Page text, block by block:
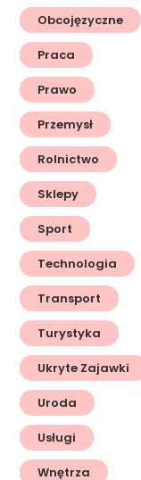
Obcojęzyczne
Praca
Prawo
Przemysł
Rolnictwo
Sklepy
Sport
Technologia
Transport
Turystyka
Ukryte Zajawki
Uroda
Usługi
Wnętrza